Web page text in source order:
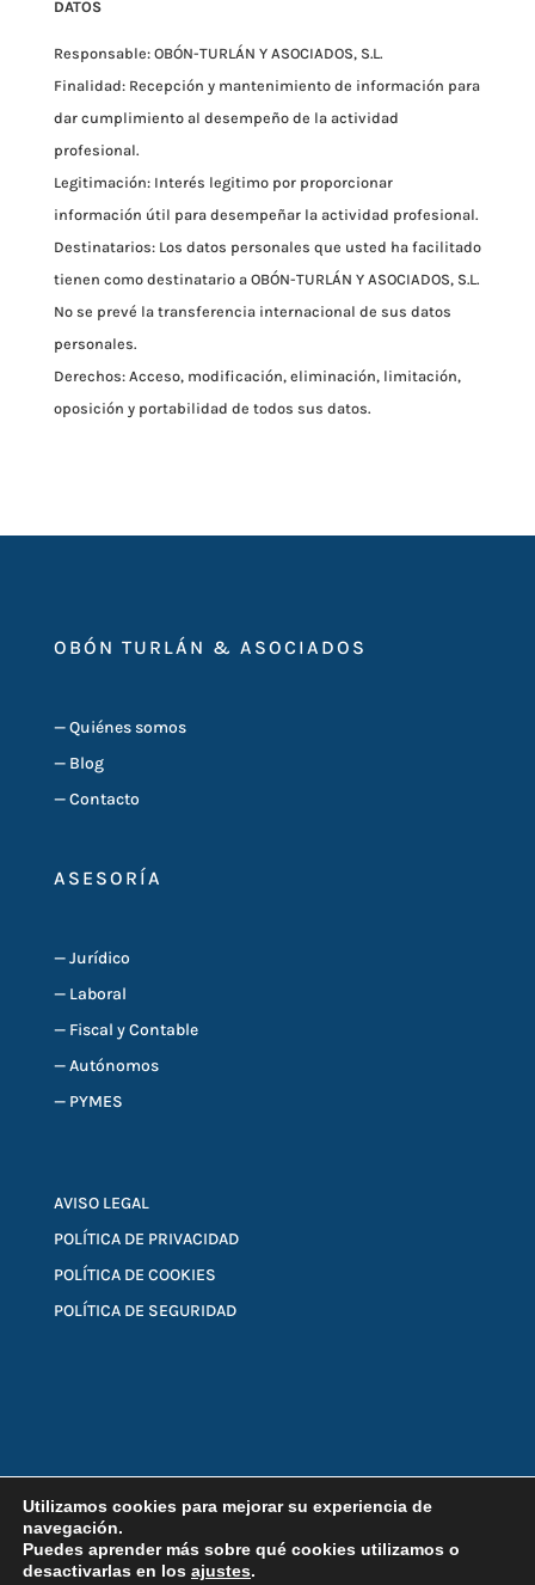
DATOS
Responsable: OBÓN-TURLÁN Y ASOCIADOS, S.L.
Finalidad: Recepción y mantenimiento de información para
dar cumplimiento al desempeño de la actividad
profesional.
Legitimación: Interés legitimo por proporcionar
información útil para desempeñar la actividad profesional.
Destinatarios: Los datos personales que usted ha facilitado
tienen como destinatario a OBÓN-TURLÁN Y ASOCIADOS, S.L.
No se prevé la transferencia internacional de sus datos
personales.
Derechos: Acceso, modificación, eliminación, limitación,
oposición y portabilidad de todos sus datos.
OBÓN TURLÁN & ASOCIADOS
—Quiénes somos
— Blog
—Contacto
ASESORÍA
—Jurídico
— Laboral
— Fiscal y Contable
—Autónomos
— PYMES
AVISO LEGAL
POLÍTICA DE PRIVACIDAD
POLÍTICA DE COOKIES
POLÍTICA DE SEGURIDAD
COPYRIGHT © 2026 Obón Turlán & Asociados
Utilizamos cookies para mejorar su experiencia de
navegación.
Puedes aprender más sobre qué cookies utilizamos o
desactivarlas en los ajustes.